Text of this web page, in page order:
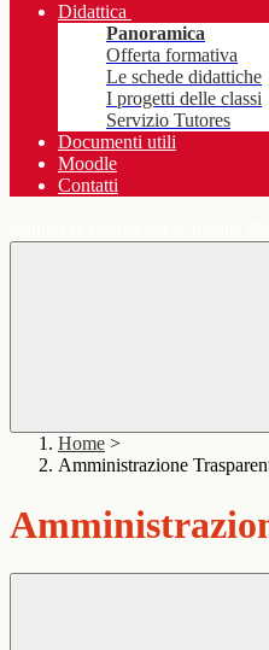
Didattica
Panoramica
Offerta formativa
Le schede didattiche
I progetti delle classi
Servizio Tutores
Documenti utili
Moodle
Contatti
Home >
Amministrazione